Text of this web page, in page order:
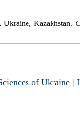
Ukraine, Kazakhstan.
of Ukraine |